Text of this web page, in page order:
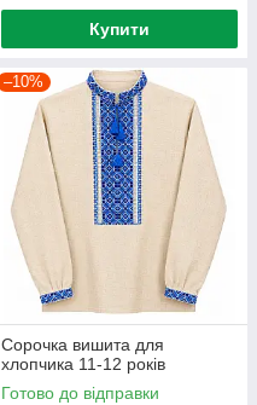
Купити
–10%
Сорочка вишита для
хлопчика 11-12 років
Готово до відправки